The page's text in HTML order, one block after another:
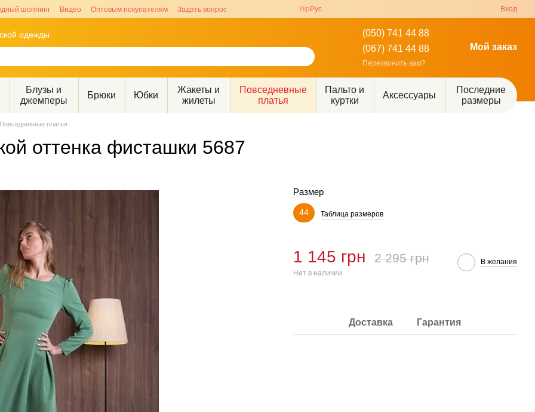
шоппинг Видео Оптовым покупателям Задать вопрос Укр Рус Вход
одежды
(050) 741 44 88
(067) 741 44 88
Перезвонить вам?
Мой заказ
Блузы и
джемперы
Брюки Юбки
Жакеты и
жилеты
Повседневные
платья
Пальто и
куртки
Аксессуары
Последние
размеры
Повседневные платья
оттенка фисташки 5687
Размер
44 Таблица размеров
1 145 грн 2 295 грн
Нет в наличии
В желания
Доставка Гарантия